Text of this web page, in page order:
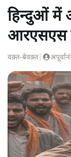
हिन्दुओं में
आरएसएस
वक़्त-बेवक़्त